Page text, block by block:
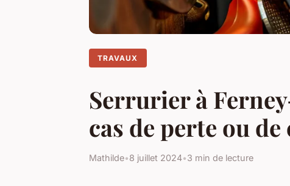
TRAVAUX
Serrurier à
cas de perte ou
Mathilde•8 juillet 2024•3 min de lecture